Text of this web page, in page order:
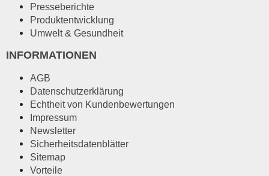
Presseberichte
Produktentwicklung
Umwelt & Gesundheit
INFORMATIONEN
AGB
Datenschutzerklärung
Echtheit von Kundenbewertungen
Impressum
Newsletter
Sicherheitsdatenblätter
Sitemap
Vorteile